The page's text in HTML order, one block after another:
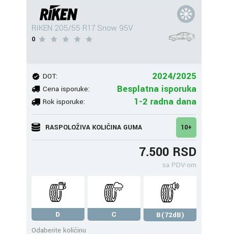
RIKEN 205/55 R17 Snow 95V
0
DOT: 2024/2025
Cena isporuke: Besplatna isporuka
Rok isporuke: 1-2 radna dana
RASPOLOŽIVA KOLIČINA GUMA 10+
7.500 RSD
sa PDV-om
D C
B(72dB)
Odaberite količinu